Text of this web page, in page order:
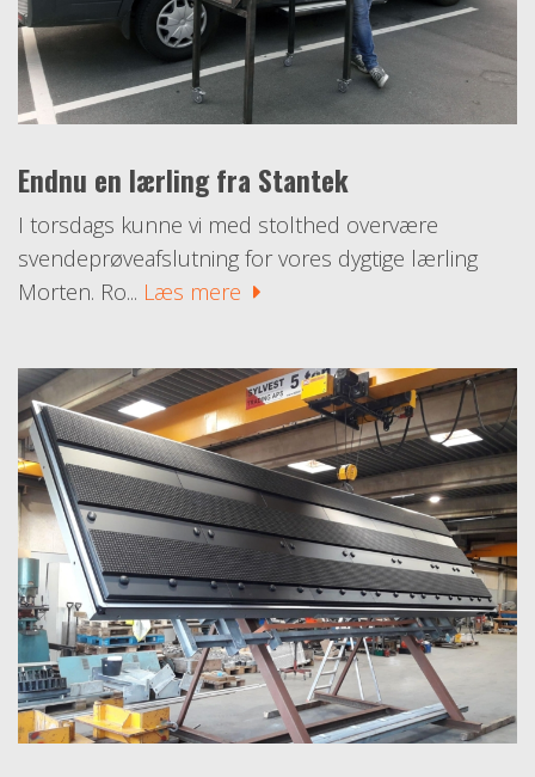
Endnu en lærling fra Stantek
I torsdags kunne vi med stolthed overvære
svendeprøveafslutning for vores dygtige lærling
Morten. Ro... Læs mere